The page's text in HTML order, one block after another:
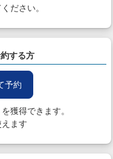
ださい。
する方
予約
獲得できます。
ます